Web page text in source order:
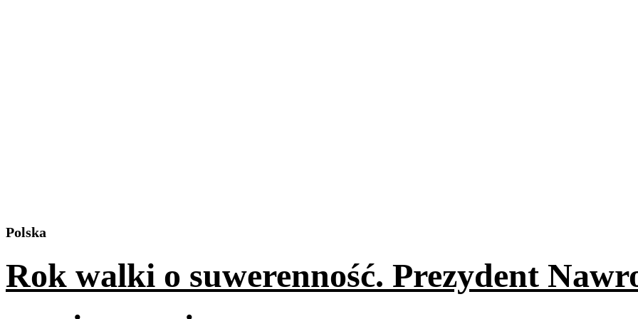
Polska
Rok walki o suwerenność. Prezydent